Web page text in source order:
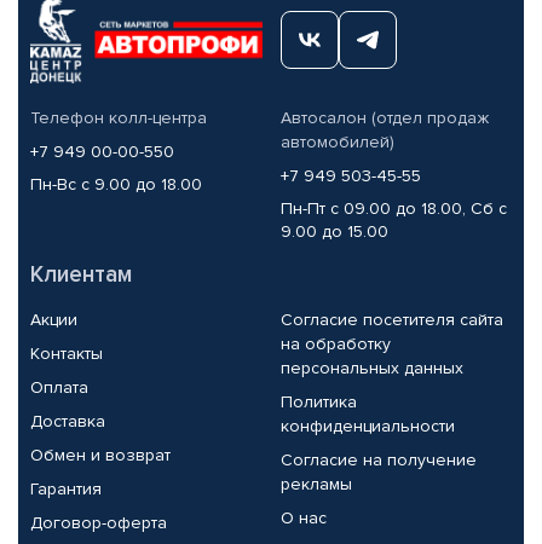
Телефон колл-центра
+7 949 00-00-550
Пн-Вс с 9.00 до 18.00
Автосалон (отдел продаж
автомобилей)
+7 949 503-45-55
Пн-Пт с 09.00 до 18.00, Сб с
9.00 до 15.00
Клиентам
Акции
Контакты
Оплата
Доставка
Обмен и возврат
Гарантия
Договор-оферта
Согласие посетителя сайта
на обработку
персональных данных
Политика
конфиденциальности
Согласие на получение
рекламы
О нас